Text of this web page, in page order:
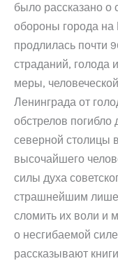
было рассказано о
обороны города на
продлилась почти
страданий, голода
меры,
Ленинграда от
обстрелов
северной столицы
высочайшего
силы духа
страшнейшим
сломить их воли и
о несгибаемой
рассказывают